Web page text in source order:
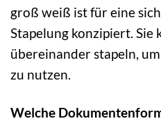
groß weiß ist für eine
Stapelung konzipiert. Sie
übereinander stapeln,
zu nutzen.
Welche